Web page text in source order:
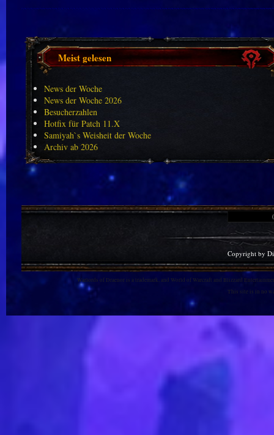
Meist gelesen
News der Woche
News der Woche 2026
Besucherzahlen
Hotfix für Patch 11.X
Samiyah`s Weisheit der Woche
Archiv ab 2026
Copyright by
Warlords of Draenor is a trademark, and World of Warcraft and Blizzard
This site is in no